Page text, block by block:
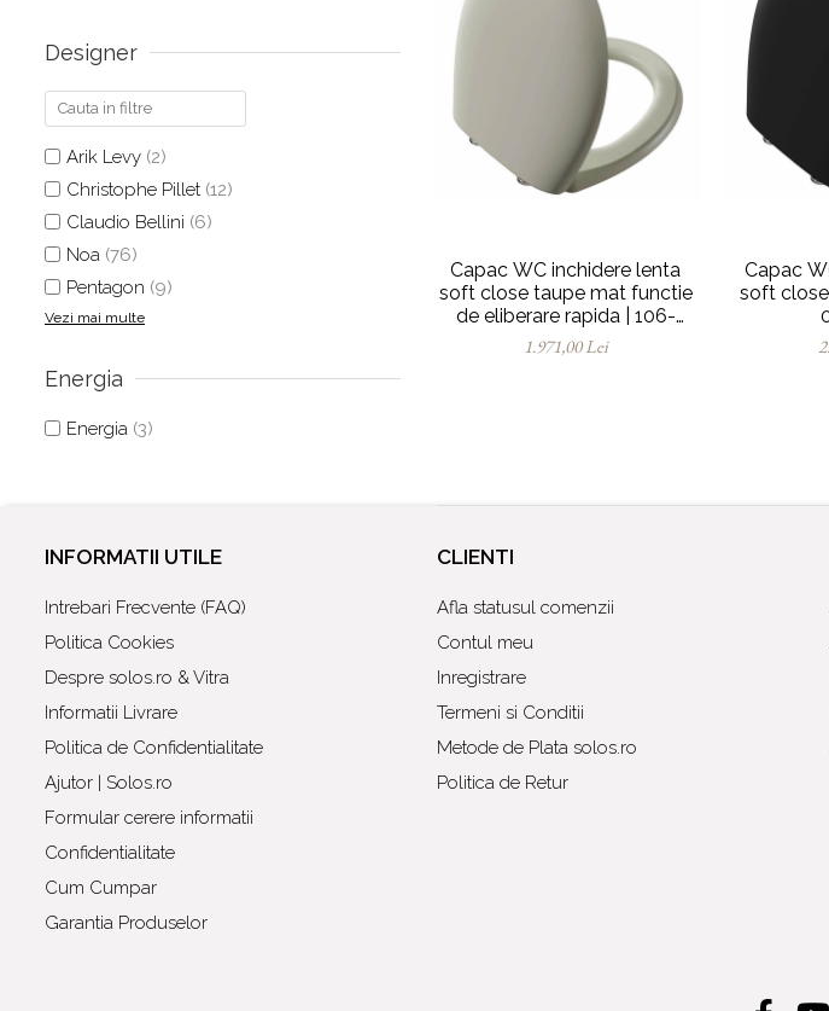
Designer
Arik Levy (2)
Christophe Pillet (12)
Claudio Bellini (6)
Noa (76)
Pentagon (9)
Vezi mai multe
Energia
Energia (3)
Capac WC inchidere lenta
soft close taupe mat functie
de eliberare rapida | 106-
020R009
1.971,00 Lei
Capac
soft
INFORMATII UTILE
Intrebari Frecvente (FAQ)
Politica Cookies
Despre solos.ro & Vitra
Informatii Livrare
Politica de Confidentialitate
Ajutor | Solos.ro
Formular cerere informatii
Confidentialitate
Cum Cumpar
Garantia Produselor
CLIENTI
Afla statusul comenzii
Contul meu
Inregistrare
Termeni si Conditii
Metode de Plata solos.ro
Politica de Retur